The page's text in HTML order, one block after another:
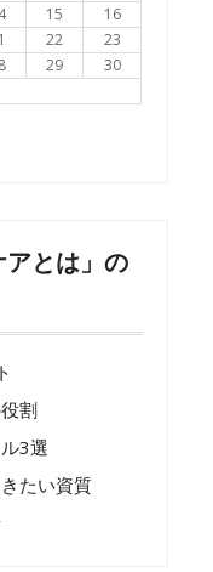
15
16
22
23
29
30
アとは」の
割
3選
たい資質